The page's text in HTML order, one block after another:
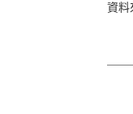
資料